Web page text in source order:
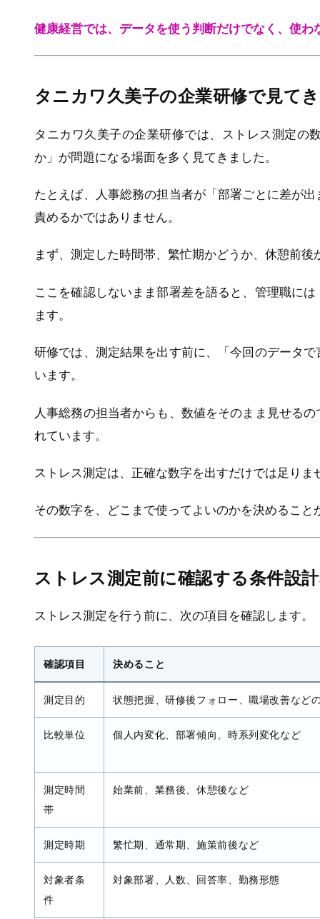
健康経営では、データを使う判断だけでなく、使わ
タニカワ久美子の企業研修で見て
タニカワ久美子の企業研修では、ストレス測定の
か」が問題になる場面を多く見てきました。
たとえば、人事総務の担当者が「部署ごとに差が
責めるかではありません。
まず、測定した時間帯、繁忙期かどうか、休憩前
ここを確認しないまま部署差を語ると、管理職に
ます。
研修では、測定結果を出す前に、「今回のデータ
います。
人事総務の担当者からも、数値をそのまま見せる
れています。
ストレス測定は、正確な数字を出すだけでは足りま
その数字を、どこまで使ってよいのかを決めるこ
ストレス測定前に確認する条件設
ストレス測定を行う前に、次の項目を確認します。
確認項目 決めること
測定目的 状態把握、研修後フォロー、職場改善など
比較単位 個人内変化、部署傾向、時系列変化など
測定時間
帯
始業前、業務後、休憩後など
測定時期 繁忙期、通常期、施策前後など
対象者条
件
対象部署、人数、回答率、勤務形態